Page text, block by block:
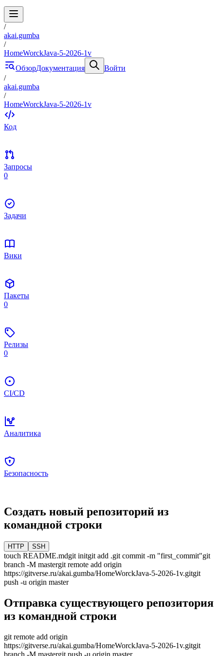
/
akai.gumba
/
HomeWorckJava-5-2026-1v
ОбзорДокументация
Войти
/
akai.gumba
/
HomeWorckJava-5-2026-1v
Код
Запросы
0
Задачи
Вики
Пакеты
0
Релизы
0
CI/CD
Аналитика
Безопасность
Создать новый репозиторий из
командной строки
HTTP SSH
touch README.mdgit initgit add .git commit -m "first_commit"git
branch -M mastergit remote add origin
https://gitverse.ru/akai.gumba/HomeWorckJava-5-2026-1v.gitgit
push -u origin master
Отправка существующего репозитория
из командной строки
git remote add origin
https://gitverse.ru/akai.gumba/HomeWorckJava-5-2026-1v.gitgit
branch -M mastergit push -u origin master